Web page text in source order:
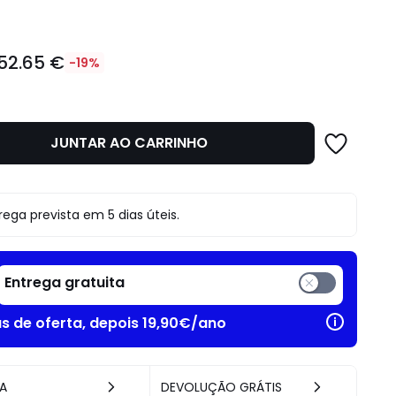
€ -19%
JUNTAR AO CARRINHO
prevista em 5 dias úteis.
Entrega gratuita
de oferta, depois 19,90€/ano
DEVOLUÇÃO GRÁTIS